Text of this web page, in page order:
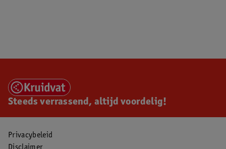
Steeds verrassend, altijd voordelig!
Privacybeleid